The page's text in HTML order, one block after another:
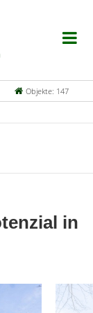
Objekte: 147
in